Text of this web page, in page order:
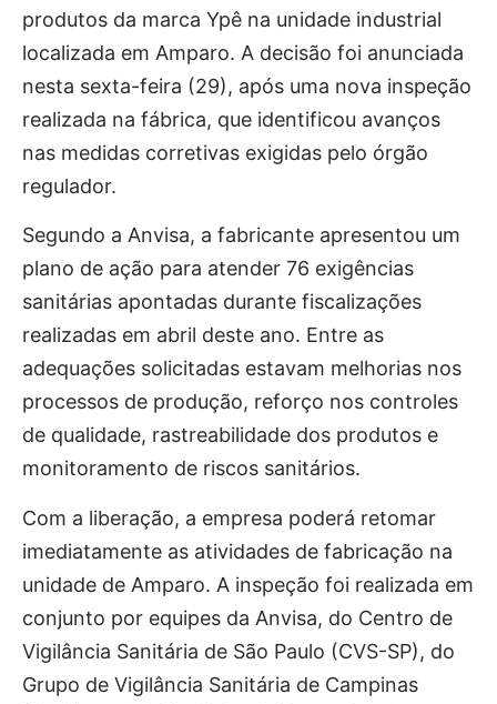
produtos da marca Ypê na unidade industrial
localizada em Amparo. A decisão foi anunciada
nesta sexta-feira (29), após uma nova inspeção
realizada na fábrica, que identificou avanços
nas medidas corretivas exigidas pelo órgão
regulador.
Segundo a Anvisa, a fabricante apresentou um
plano de ação para atender 76 exigências
sanitárias apontadas durante fiscalizações
realizadas em abril deste ano. Entre as
adequações solicitadas estavam melhorias nos
processos de produção, reforço nos controles
de qualidade, rastreabilidade dos produtos e
monitoramento de riscos sanitários.
Com a liberação, a empresa poderá retomar
imediatamente as atividades de fabricação na
unidade de Amparo. A inspeção foi realizada em
conjunto por equipes da Anvisa, do Centro de
Vigilância Sanitária de São Paulo (CVS-SP), do
Grupo de Vigilância Sanitária de Campinas